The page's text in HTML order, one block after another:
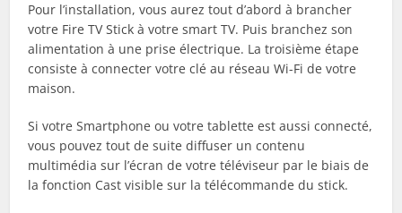
Pour l’installation, vous aurez tout d’abord à brancher
votre Fire TV Stick à votre smart TV. Puis branchez son
alimentation à une prise électrique. La troisième étape
consiste à connecter votre clé au réseau Wi-Fi de votre
maison.
Si votre Smartphone ou votre tablette est aussi connecté,
vous pouvez tout de suite diffuser un contenu
multimédia sur l’écran de votre téléviseur par le biais de
la fonction Cast visible sur la télécommande du stick.